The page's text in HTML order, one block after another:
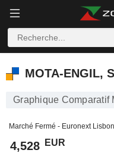
MOTA-ENGIL, SGPS,
MOTA-ENGIL,
Graphique Comparatif
Marché Fermé - Euronext
4,528 EUR